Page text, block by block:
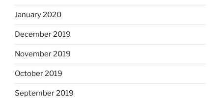
January 2020
December 2019
November 2019
October 2019
September 2019